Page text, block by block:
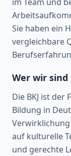
Sie haben ein
vergleichbare
Wer wir sind
Die BKJ ist
Bildung in
auf kulturelle
und gerechte